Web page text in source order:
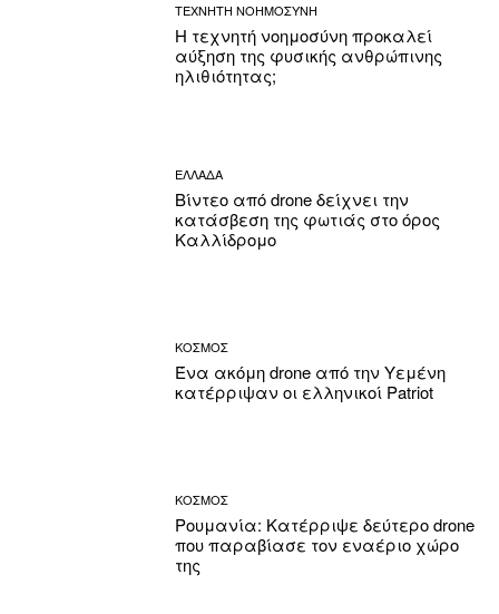
ΤΕΧΝΗΤΗ ΝΟΗΜΟΣΥΝΗ
Η τεχνητή νοημοσύνη προκαλεί
αύξηση της φυσικής ανθρώπινης
ηλιθιότητας;
ΕΛΛΑΔΑ
Βίντεο από drone δείχνει την
κατάσβεση της φωτιάς στο όρος
Καλλίδρομο
ΚΟΣΜΟΣ
Ένα ακόμη drone από την Υεμένη
κατέρριψαν οι ελληνικοί Patriot
ΚΟΣΜΟΣ
Ρουμανία: Κατέρριψε δεύτερο drone
που παραβίασε τον εναέριο χώρο
της